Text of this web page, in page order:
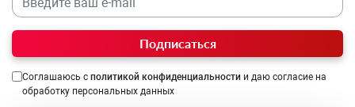
Подписаться
Соглашаюсь с политикой конфиденциальности и даю согласие на
обработку персональных данных